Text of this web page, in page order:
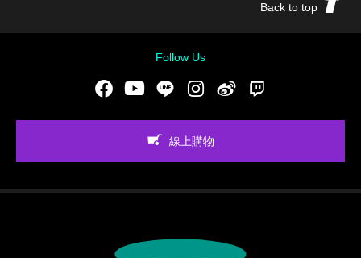
Back to top
Follow Us
FacebookYoutubeLINE Instgram新浪微博
線上購物